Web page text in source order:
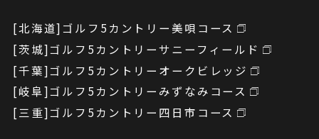
[北海道] ゴルフ5カントリー 美唄コース
[茨城]ゴルフ5カントリーサニーフィールド
[千葉]ゴルフ5カントリー オークビレッジ
[岐阜]ゴルフ5カントリー みずなみコース
[三重]ゴルフ5カントリー 四日市コース